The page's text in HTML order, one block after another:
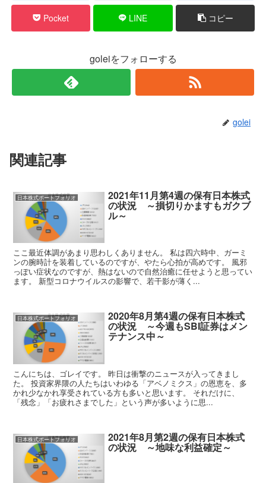
Pocket LINE コピー
goleiをフォローする
golei
関連記事
日本株式ポートフォリオ 2021年11月第4週の保有日本株式
の状況 ～損切りかますもガクブ
ル～
ここ最近体調があまり思わしくありません。 私は四六時中、ガーミ
ンの腕時計を装着しているのですが、やたら心拍が高めです。 風邪
っぽい症状なのですが、熱はないので自然治癒に任せようと思ってい
ます。 新型コロナウイルスの影響で、若干影が薄く...
日本株式ポートフォリオ 2020年8月第4週の保有日本株式
の状況 ～今週もSBI証券はメン
テナンス中～
こんにちは、ゴレイです。 昨日は衝撃のニュースが入ってきまし
た。 投資家界隈の人たちはいわゆる「アベノミクス」の恩恵を、多
かれ少なかれ享受されている方も多いと思います。 それだけに、
「残念」「お疲れさまでした」という声が多いように思...
日本株式ポートフォリオ 2021年8月第2週の保有日本株式
の状況 ～地味な利益確定～